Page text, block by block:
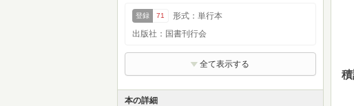
登録 71
形式：単行本
出版社：国書刊行会
全て表示する
本の詳細